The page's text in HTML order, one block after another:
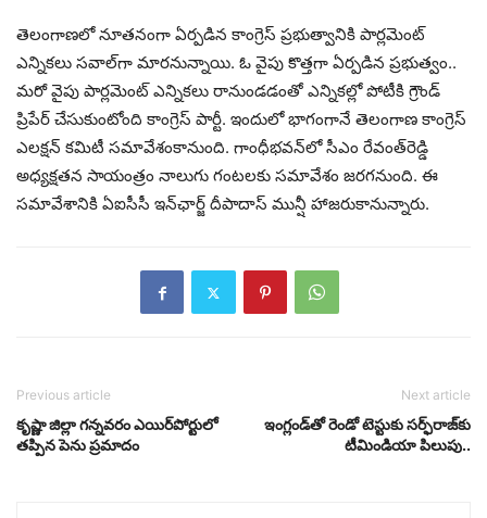
తెలంగాణలో నూతనంగా ఏర్పడిన కాంగ్రెస్ ప్రభుత్వానికి పార్లమెంట్
ఎన్నికలు సవాల్‌గా మారనున్నాయి. ఓ వైపు కొత్తగా ఏర్పడిన ప్రభుత్వం..
మరో వైపు పార్లమెంట్ ఎన్నికలు రానుండడంతో ఎన్నికల్లో పోటీకి గ్రౌండ్
ప్రిపేర్ చేసుకుంటోంది కాంగ్రెస్ పార్టీ. ఇందులో భాగంగానే తెలంగాణ కాంగ్రెస్
ఎలక్షన్ కమిటీ సమావేశంకానుంది. గాంధీభవన్‌లో సీఎం రేవంత్‌రెడ్డి
అధ్యక్షతన సాయంత్రం నాలుగు గంటలకు సమావేశం జరగనుంది. ఈ
సమావేశానికి ఏఐసీసీ ఇన్‌ఛార్జ్ దీపాదాస్ మున్షీ హాజరుకానున్నారు.
Previous article
కృష్ణా జిల్లా గన్నవరం ఎయిర్‌పోర్టులో
తప్పిన పెను ప్రమాదం
Next article
ఇంగ్లండ్‌తో రెండో టెస్టుకు సర్ఫ్‌రాజ్‌కు
టీమిండియా పిలుపు..